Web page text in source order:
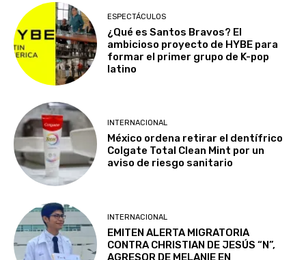
ESPECTÁCULOS
¿Qué es Santos Bravos? El
ambicioso proyecto de HYBE para
formar el primer grupo de K-pop
latino
INTERNACIONAL
México ordena retirar el dentífrico
Colgate Total Clean Mint por un
aviso de riesgo sanitario
INTERNACIONAL
EMITEN ALERTA MIGRATORIA
CONTRA CHRISTIAN DE JESÚS “N”,
AGRESOR DE MELANIE EN